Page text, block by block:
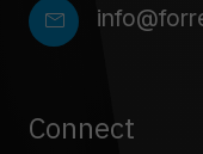
mail
Connect